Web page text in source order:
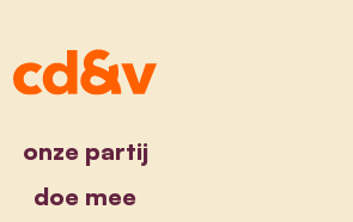
onze partij
doe mee